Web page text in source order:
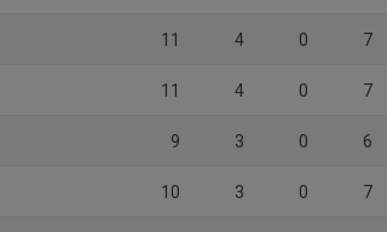
11 4 0 7
11 4 0 7
9 3 0 6
10 3 0 7